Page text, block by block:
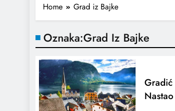
Home Grad iz Bajke
Oznaka:Grad Iz Bajke
Gradić